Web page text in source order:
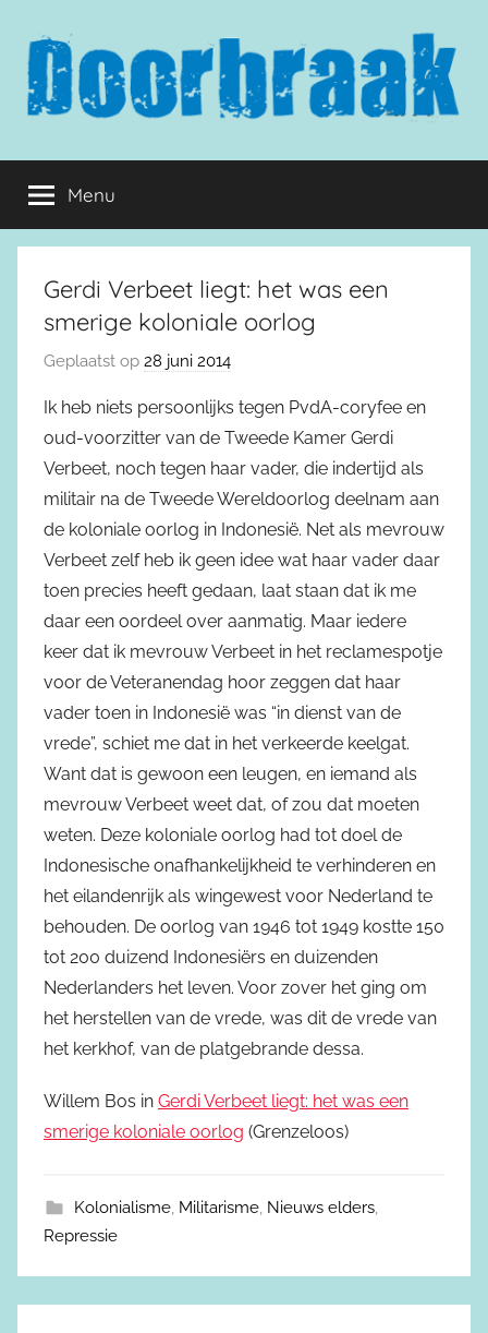
inhoud
springen
Doorbraak.eu
Menu
Gerdi Verbeet liegt: het was een
smerige koloniale oorlog
Geplaatst op 28 juni 2014
Ik heb niets persoonlijks tegen PvdA-coryfee en
oud-voorzitter van de Tweede Kamer Gerdi
Verbeet, noch tegen haar vader, die indertijd als
militair na de Tweede Wereldoorlog deelnam aan
de koloniale oorlog in Indonesië. Net als mevrouw
Verbeet zelf heb ik geen idee wat haar vader daar
toen precies heeft gedaan, laat staan dat ik me
daar een oordeel over aanmatig. Maar iedere
keer dat ik mevrouw Verbeet in het reclamespotje
voor de Veteranendag hoor zeggen dat haar
vader toen in Indonesië was “in dienst van de
vrede”, schiet me dat in het verkeerde keelgat.
Want dat is gewoon een leugen, en iemand als
mevrouw Verbeet weet dat, of zou dat moeten
weten. Deze koloniale oorlog had tot doel de
Indonesische onafhankelijkheid te verhinderen en
het eilandenrijk als wingewest voor Nederland te
behouden. De oorlog van 1946 tot 1949 kostte 150
tot 200 duizend Indonesiërs en duizenden
Nederlanders het leven. Voor zover het ging om
het herstellen van de vrede, was dit de vrede van
het kerkhof, van de platgebrande dessa.
Willem Bos in Gerdi Verbeet liegt: het was een
smerige koloniale oorlog (Grenzeloos)
Kolonialisme, Militarisme, Nieuws elders,
Repressie